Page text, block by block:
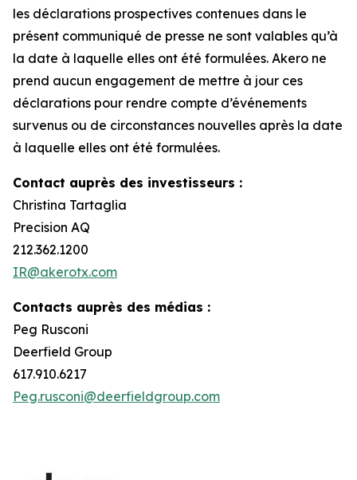
les déclarations prospectives contenues dans le
présent communiqué de presse ne sont valables qu’à
la date à laquelle elles ont été formulées. Akero ne
prend aucun engagement de mettre à jour ces
déclarations pour rendre compte d’événements
survenus ou de circonstances nouvelles après la date
à laquelle elles ont été formulées.
Contact auprès des investisseurs :
Christina Tartaglia
Precision AQ
212.362.1200
IR@akerotx.com
Contacts auprès des médias :
Peg Rusconi
Deerfield Group
617.910.6217
Peg.rusconi@deerfieldgroup.com